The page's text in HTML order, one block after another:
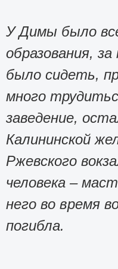
У Димы было
образования,
было сидеть,
много
заведение,
Калининской
Ржевского
человека –
него во время
погибла.